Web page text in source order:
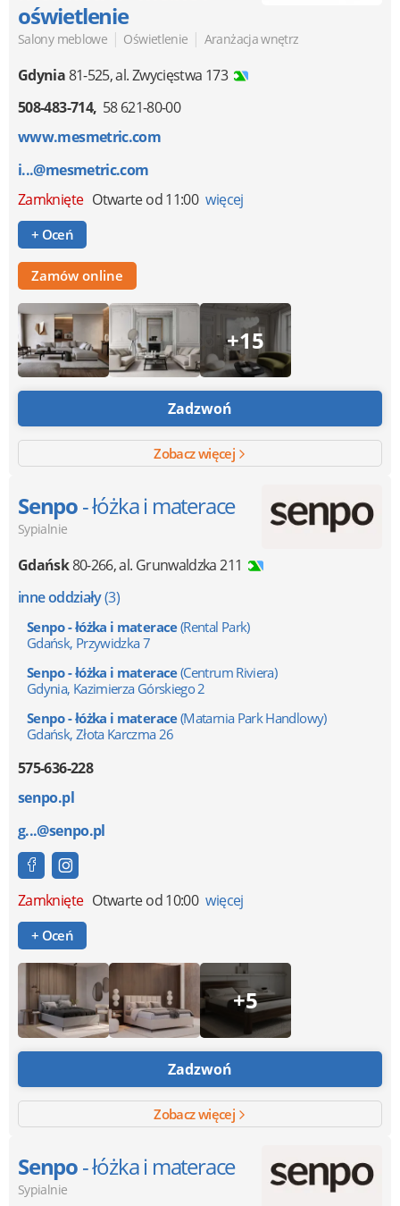
oświetlenie
Salony meblowe | Oświetlenie | Aranżacja wnętrz
Gdynia81-525,al. Zwycięstwa 173
508-483-714 58 621-80-00
www.mesmetric.com
i...@mesmetric.com
Zamknięte Otwarte od 11:00 więcej
+ Oceń
Zamów online
+15
Zadzwoń
Zobacz więcej
Senpo- łóżka i materace
Sypialnie
Gdańsk80-266,al. Grunwaldzka 211
inne oddziały(3)
Senpo - łóżka i materace(Rental Park)
Gdańsk, Przywidzka 7
Senpo - łóżka i materace(Centrum Riviera)
Gdynia, Kazimierza Górskiego 2
Senpo - łóżka i materace(Matarnia Park Handlowy)
Gdańsk, Złota Karczma 26
575-636-228
senpo.pl
g...@senpo.pl
Zamknięte Otwarte od 10:00 więcej
+ Oceń
+5
Zadzwoń
Zobacz więcej
Senpo- łóżka i materace
Sypialnie